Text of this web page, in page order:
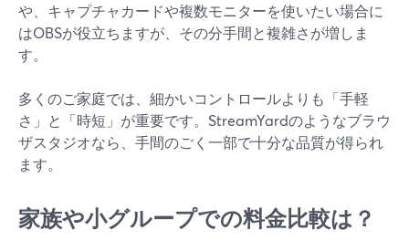
や、キャプチャカードや複数モニターを使いたい場合に
はOBSが役立ちますが、その分手間と複雑さが増しま
す。
多くのご家庭では、細かいコントロールよりも「手軽
さ」と「時短」が重要です。StreamYardのようなブラウ
ザスタジオなら、手間のごく一部で十分な品質が得られ
ます。
家族や小グループでの料金比較は？